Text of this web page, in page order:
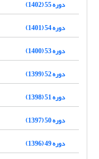
دوره 55 (1402)
دوره 54 (1401)
دوره 53 (1400)
دوره 52 (1399)
دوره 51 (1398)
دوره 50 (1397)
دوره 49 (1396)